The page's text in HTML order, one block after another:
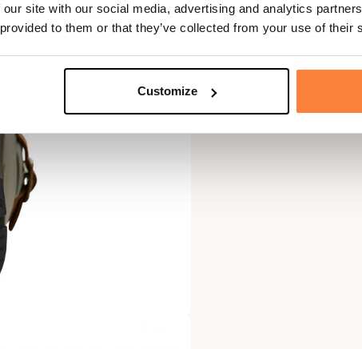
site with our social media, advertising and analytics
to them or that they’ve collected from your use of their
Customize